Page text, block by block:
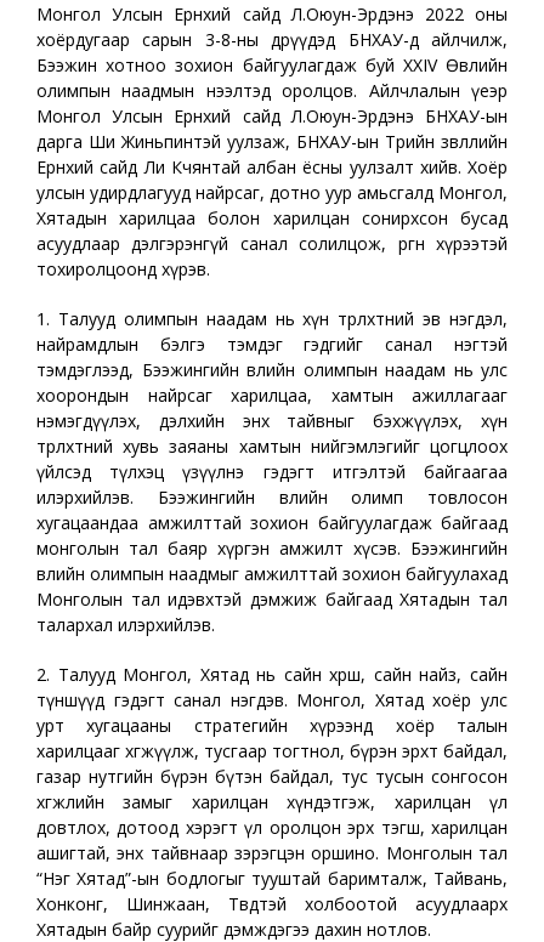
Монгол Улсын Ерөнхий сайд Л.Оюун-Эрдэнэ 2022 оны
хоёрдугаар сарын 3-8-ны өдрүүдэд БНХАУ-д айлчилж,
Бээжин хотноо зохион байгуулагдаж буй XXIV Өвлийн
олимпын наадмын нээлтэд оролцов. Айлчлалын үеэр
Монгол Улсын Ерөнхий сайд Л.Оюун-Эрдэнэ БНХАУ-ын
дарга Ши Жиньпинтэй уулзаж, БНХАУ-ын Төрийн зөвлөлийн
Ерөнхий сайд Ли Көчянтай албан ёсны уулзалт хийв. Хоёр
улсын удирдлагууд найрсаг, дотно уур амьсгалд Монгол,
Хятадын харилцаа болон харилцан сонирхсон бусад
асуудлаар дэлгэрэнгүй санал солилцож, өргөн хүрээтэй
тохиролцоонд хүрэв.
1. Талууд олимпын наадам нь хүн төрөлхтний эв нэгдэл,
найрамдлын бэлгэ тэмдэг гэдгийг санал нэгтэй
тэмдэглээд, Бээжингийн өвлийн олимпын наадам нь улс
хоорондын найрсаг харилцаа, хамтын ажиллагааг
нэмэгдүүлэх, дэлхийн энх тайвныг бэхжүүлэх, хүн
төрөлхтний хувь заяаны хамтын нийгэмлэгийг цогцлоох
үйлсэд түлхэц үзүүлнэ гэдэгт итгэлтэй байгаагаа
илэрхийлэв. Бээжингийн өвлийн олимп товлосон
хугацаандаа амжилттай зохион байгуулагдаж байгаад
монголын тал баяр хүргэн амжилт хүсэв. Бээжингийн
өвлийн олимпын наадмыг амжилттай зохион байгуулахад
Монголын тал идэвхтэй дэмжиж байгаад Хятадын тал
талархал илэрхийлэв.
2. Талууд Монгол, Хятад нь сайн хөрш, сайн найз, сайн
түншүүд гэдэгт санал нэгдэв. Монгол, Хятад хоёр улс
урт хугацааны стратегийн хүрээнд хоёр талын
харилцааг хөгжүүлж, тусгаар тогтнол, бүрэн эрхт байдал,
газар нутгийн бүрэн бүтэн байдал, тус тусын сонгосон
хөгжлийн замыг харилцан хүндэтгэж, харилцан үл
довтлох, дотоод хэрэгт үл оролцон эрх тэгш, харилцан
ашигтай, энх тайвнаар зэрэгцэн оршино. Монголын тал
“Нэг Хятад”-ын бодлогыг тууштай баримталж, Тайвань,
Хонконг, Шинжаан, Төвөдтэй холбоотой асуудлаарх
Хятадын байр суурийг дэмждэгээ дахин нотлов.